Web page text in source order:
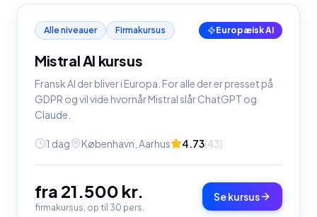
Europæisk AI
Alle niveauer Firmakursus
Mistral AI kursus
Fransk AI der bliver i Europa. For alle der er presset på
GDPR og vil vide hvornår Mistral slår ChatGPT og
Claude.
1 dag København, Aarhus 4.73(43)
fra 21.500 kr.
firmakursus, op til 30 pers.
Se kursus